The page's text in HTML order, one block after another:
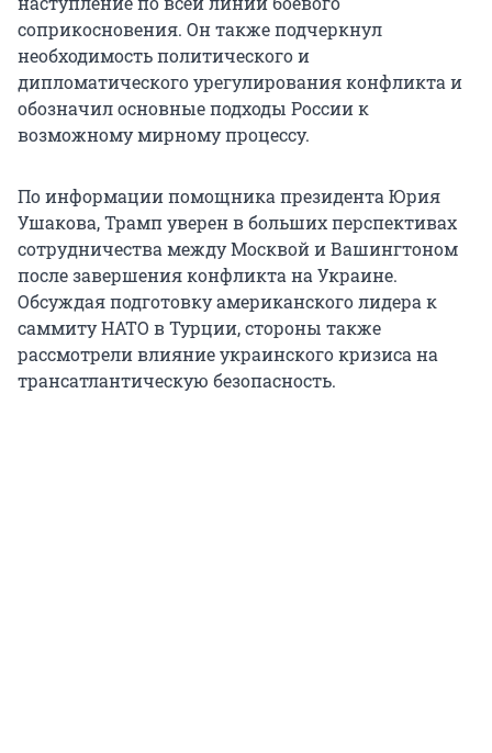
соприкосновения. Он также подчеркнул
необходимость политического и
дипломатического урегулирования конфликта и
обозначил основные подходы России к
возможному мирному процессу.
По информации помощника президента Юрия
Ушакова, Трамп уверен в больших перспективах
сотрудничества между Москвой и Вашингтоном
после завершения конфликта на Украине.
Обсуждая подготовку американского лидера к
саммиту НАТО в Турции, стороны также
рассмотрели влияние украинского кризиса на
трансатлантическую безопасность.